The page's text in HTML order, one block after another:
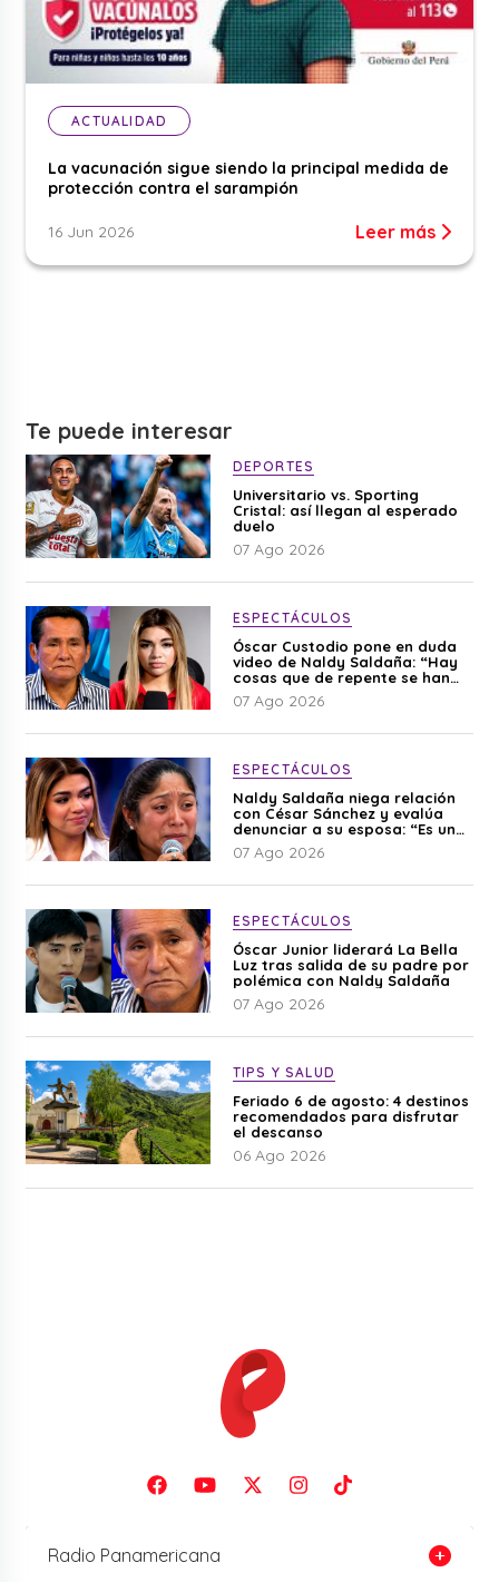
ACTUALIDAD
La vacunación sigue siendo la principal medida de
protección contra el sarampión
16 Jun 2026 Leer más
Te puede interesar
DEPORTES
Universitario vs. Sporting
Cristal: así llegan al esperado
duelo
07 Ago 2026
ESPECTÁCULOS
Óscar Custodio pone en duda
video de Naldy Saldaña: “Hay
cosas que de repente se han
editado”
07 Ago 2026
ESPECTÁCULOS
Naldy Saldaña niega relación
con César Sánchez y evalúa
denunciar a su esposa: “Es una
difamación”
07 Ago 2026
ESPECTÁCULOS
Óscar Junior liderará La Bella
Luz tras salida de su padre por
polémica con Naldy Saldaña
07 Ago 2026
TIPS Y SALUD
Feriado 6 de agosto: 4 destinos
recomendados para disfrutar
el descanso
06 Ago 2026
Radio Panamericana